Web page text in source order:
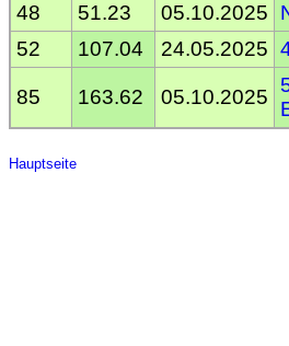
48
51.23 05.10.2025
52
107.04 24.05.2025
85 163.62 05.10.2025
Hauptseite